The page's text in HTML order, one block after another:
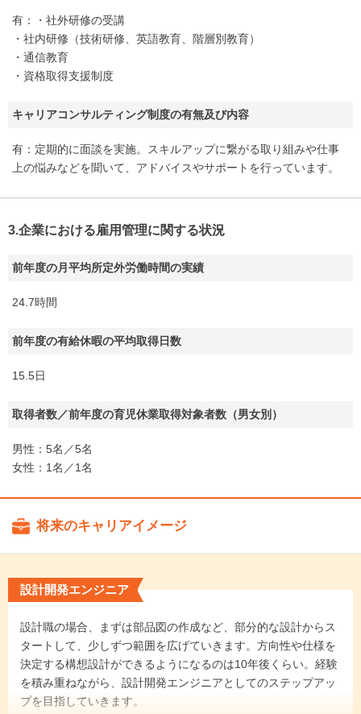
有：・社外研修の受講
・社内研修（技術研修、英語教育、階層別教育）
・通信教育
・資格取得支援制度
キャリアコンサルティング制度の有無及び内容
有：定期的に面談を実施。スキルアップに繋がる取り組みや仕事
上の悩みなどを聞いて、アドバイスやサポートを行っています。
3.企業における雇用管理に関する状況
前年度の月平均所定外労働時間の実績
24.7時間
前年度の有給休暇の平均取得日数
15.5日
取得者数／前年度の育児休業取得対象者数（男女別）
男性：5名／5名
女性：1名／1名
将来のキャリアイメージ
設計開発エンジニア
設計職の場合、まずは部品図の作成など、部分的な設計からス
タートして、少しずつ範囲を広げていきます。方向性や仕様を
決定する構想設計ができるようになるのは10年後くらい。経験
を積み重ねながら、設計開発エンジニアとしてのステップアッ
プを目指していきます。